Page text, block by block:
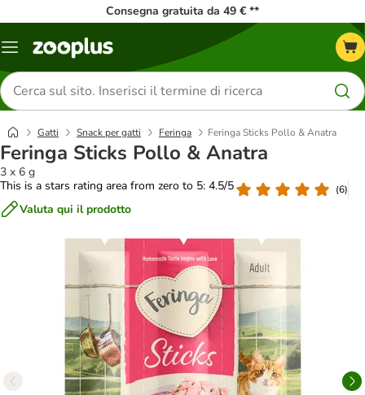
Consegna gratuita da 49 € **
Overview
Cerca
prodotti
Gatti Snack per gatti Feringa Feringa Sticks Pollo & Anatra
Feringa Sticks Pollo & Anatra
3 x 6 g
This is a stars rating area from zero to 5: 4.5/5
(6)
Valuta qui il prodotto